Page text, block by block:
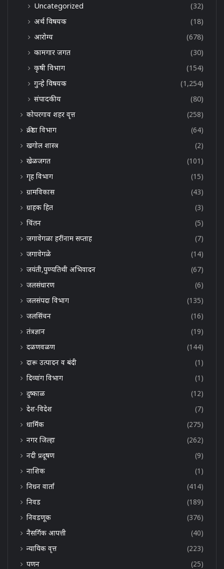
Uncategorized
(32)
अर्थ विषयक
(18)
आरोग्य
(678)
कामगार जगत
(30)
कृषी विभाग
(154)
गुन्हे विषयक
(1,254)
संपादकीय
(80)
कोपरगाव शहर वृत्त
(258)
क्रीडा विभाग
(64)
खगोल शास्त्र
(2)
खेळजगत
(101)
गृह विभाग
(15)
ग्रामविकास
(43)
ग्राहक हित
(3)
चिंतन
(5)
जगावेगळा हरींनाम सप्ताह
(7)
जगावेगळे
(14)
जयंती,पुण्यतिथी अभिवादन
(67)
जलसंधारण
(6)
जलसंपदा विभाग
(135)
जलसिंचन
(16)
तंत्रज्ञान
(19)
दळणवळण
(144)
दारू उत्पादन व बंदी
(1)
दिव्यांग विभाग
(1)
दुष्काळ
(12)
देश-विदेश
(7)
धार्मिक
(275)
नगर जिल्हा
(262)
नदी प्रदूषण
(9)
नाशिक
(1)
निधन वार्ता
(414)
निवड
(189)
निवडणूक
(376)
नैसर्गिक आपत्ती
(40)
न्यायिक वृत्त
(223)
पणन
(25)